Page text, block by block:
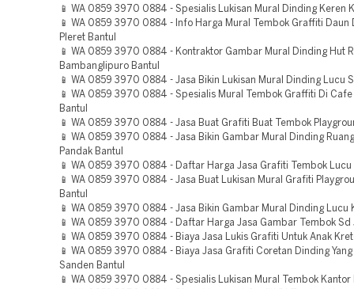
📱 WA 0859 3970 0884 - Spesialis Lukisan Mural Dinding Keren
📱 WA 0859 3970 0884 - Info Harga Mural Tembok Graffiti Daun
Pleret Bantul
📱 WA 0859 3970 0884 - Kontraktor Gambar Mural Dinding Hut
Bambanglipuro Bantul
📱 WA 0859 3970 0884 - Jasa Bikin Lukisan Mural Dinding Lucu
📱 WA 0859 3970 0884 - Spesialis Mural Tembok Graffiti Di Cafe
Bantul
📱 WA 0859 3970 0884 - Jasa Buat Grafiti Buat Tembok
📱 WA 0859 3970 0884 - Jasa Bikin Gambar Mural Dinding
Pandak Bantul
📱 WA 0859 3970 0884 - Daftar Harga Jasa Grafiti Tembok Lucu
📱 WA 0859 3970 0884 - Jasa Buat Lukisan Mural Grafiti
Bantul
📱 WA 0859 3970 0884 - Jasa Bikin Gambar Mural Dinding Lucu
📱 WA 0859 3970 0884 - Daftar Harga Jasa Gambar Tembok Sd
📱 WA 0859 3970 0884 - Biaya Jasa Lukis Grafiti Untuk Anak
📱 WA 0859 3970 0884 - Biaya Jasa Grafiti Coretan Dinding Yang
Sanden Bantul
📱 WA 0859 3970 0884 - Spesialis Lukisan Mural Tembok Kantor